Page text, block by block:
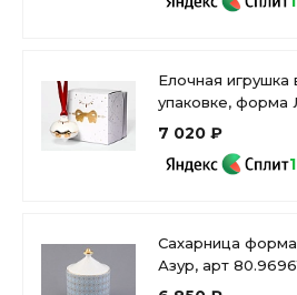
Елочная игрушка
упаковке, форма
Золотой бант, арт.
7 020 ₽
Сахарница
Азур, арт